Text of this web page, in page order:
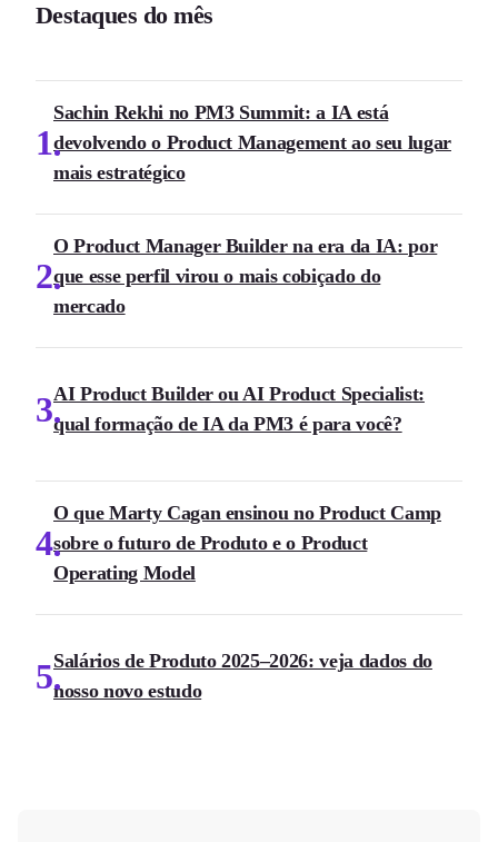
Destaques do mês
1
Sachin Rekhi no PM3 Summit: a IA está
devolvendo o Product Management ao seu lugar
mais estratégico
2
O Product Manager Builder na era da IA: por
que esse perfil virou o mais cobiçado do
mercado
3AI Product Builder ou AI Product Specialist:
qual formação de IA da PM3 é para você?
4
O que Marty Cagan ensinou no Product Camp
sobre o futuro de Produto e o Product
Operating Model
5Salários de Produto 2025–2026: veja dados do
nosso novo estudo